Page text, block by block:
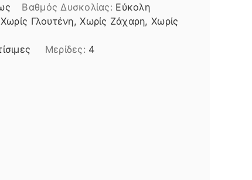
Βαθμός Δυσκολίας: Εύκολη
Γλουτένη, Χωρίς Ζάχαρη, Χωρίς
Μερίδες: 4